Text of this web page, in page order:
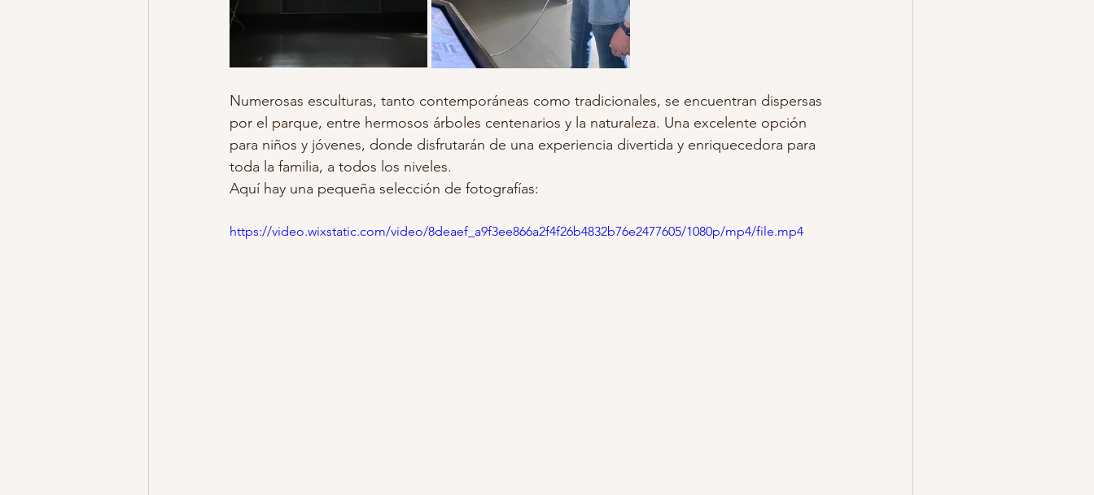
Numerosas esculturas, tanto contemporáneas como tradicionales, se encuentran dispersas
por el parque, entre hermosos árboles centenarios y la naturaleza. Una excelente opción
para niños y jóvenes, donde disfrutarán de una experiencia divertida y enriquecedora para
toda la familia, a todos los niveles.
Aquí hay una pequeña selección de fotografías:
https://video.wixstatic.com/video/8deaef_a9f3ee866a2f4f26b4832b76e2477605/1080p/mp4/file.mp4